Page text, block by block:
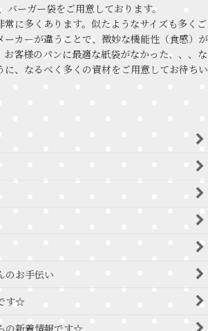
バーガー袋をご用意しております。
に多くあります。似たようなサイズも多くご
ーカーが違うことで、微妙な機能性（食感）が
客様のパンに最適な紙袋がなかった、、、な
に、なるべく多くの資材をご用意してお待ちい
のお手伝い
す☆
の新着情報です☆